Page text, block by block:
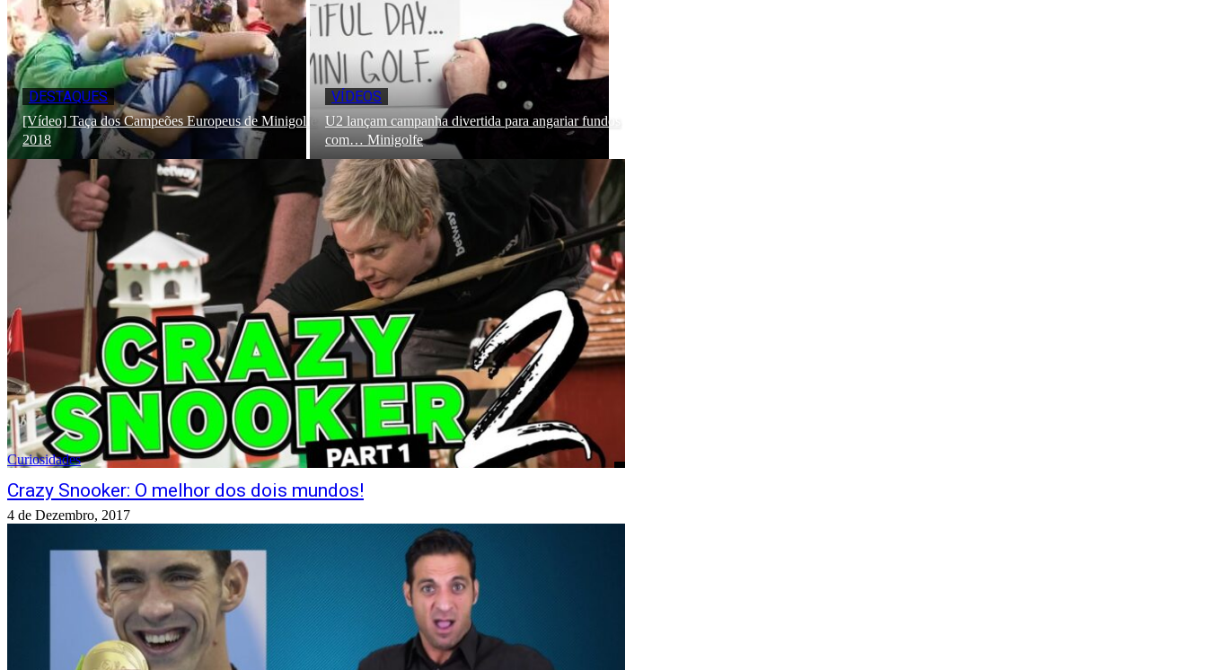
DESTAQUES
[Vídeo] Taça dos Campeões Europeus de Minigolfe
2018
VÍDEOS
U2 lançam campanha divertida para angariar fundos
com… Minigolfe
Curiosidades
Crazy Snooker: O melhor dos dois mundos!
4 de Dezembro, 2017